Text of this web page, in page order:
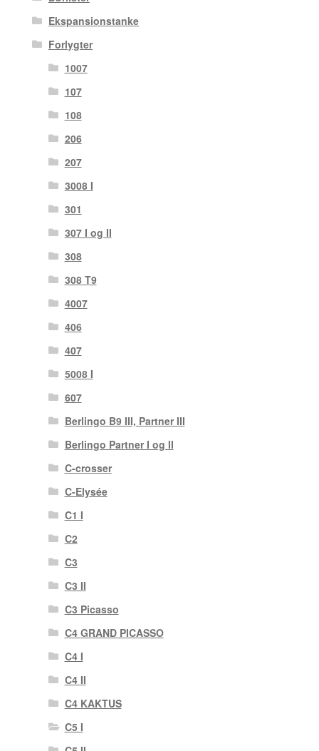
Ekspansionstanke
Forlygter
1007
107
108
206
207
3008 I
301
307 I og II
308
308 T9
4007
406
407
5008 I
607
Berlingo B9 III, Partner III
Berlingo Partner I og II
C-crosser
C-Elysée
C1 I
C2
C3
C3 II
C3 Picasso
C4 GRAND PICASSO
C4 I
C4 II
C4 KAKTUS
C5 I